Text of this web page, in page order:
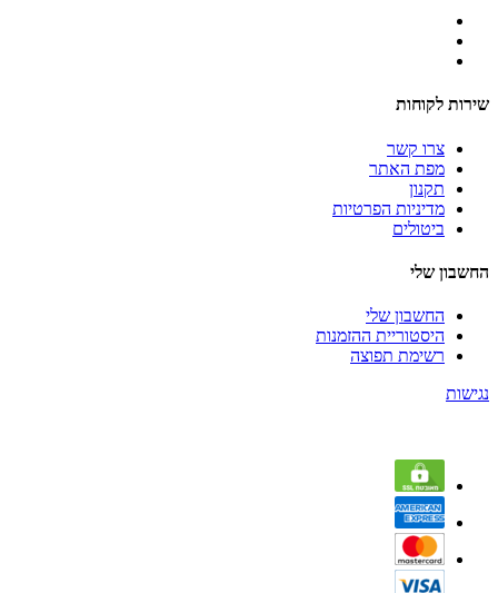
שירות לקוחות
צרו קשר
מפת האתר
תקנון
מדיניות הפרטיות
ביטולים
החשבון שלי
החשבון שלי
היסטוריית ההזמנות
רשימת תפוצה
נגישות